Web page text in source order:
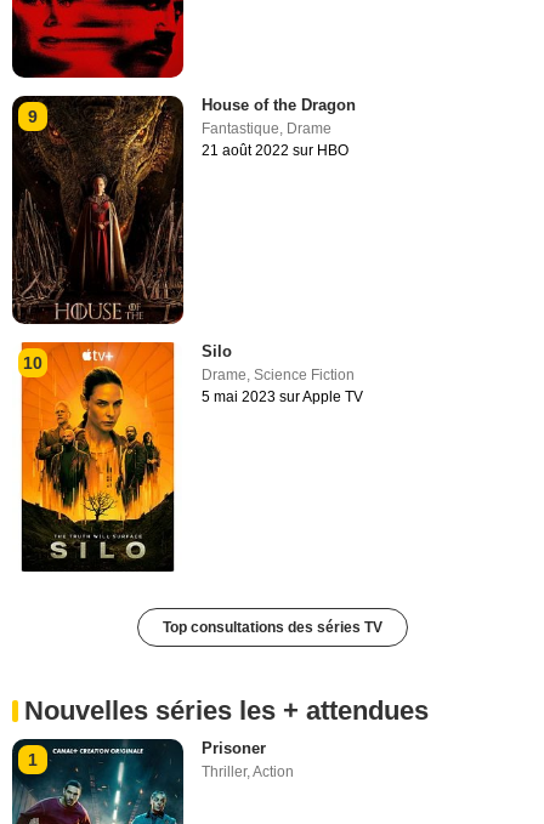
9
House of the Dragon
Fantastique, Drame
21 août 2022 sur HBO
10
Silo
Drame,Science Fiction
5 mai 2023 sur Apple TV
Top consultations des séries TV
Nouvelles séries les + attendues
1
Prisoner
Thriller,Action